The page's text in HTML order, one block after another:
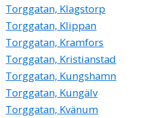
Torggatan, Klagstorp
Torggatan, Klippan
Torggatan, Kramfors
Torggatan, Kristianstad
Torggatan, Kungshamn
Torggatan, Kungälv
Torggatan, Kvänum